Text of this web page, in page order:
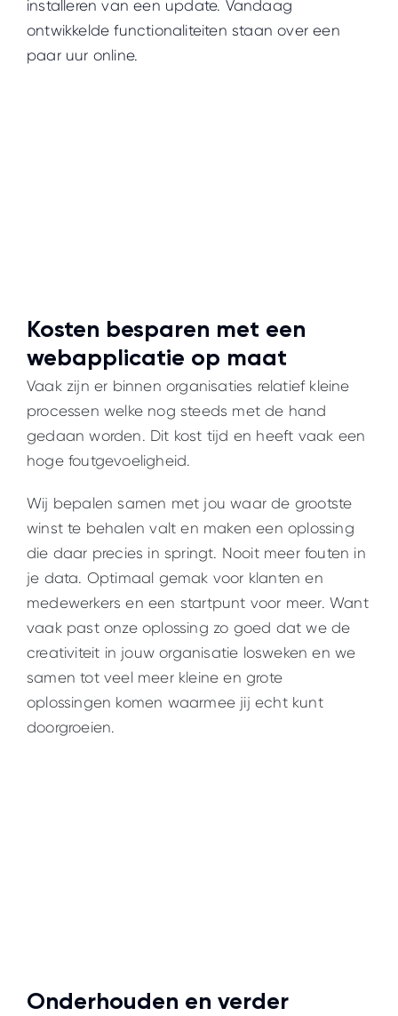
installeren van een update. Vandaag
ontwikkelde functionaliteiten staan over een
paar uur online.
Kosten besparen met een
webapplicatie op maat
Vaak zijn er binnen organisaties relatief kleine
processen welke nog steeds met de hand
gedaan worden. Dit kost tijd en heeft vaak een
hoge foutgevoeligheid.
Wij bepalen samen met jou waar de grootste
winst te behalen valt en maken een oplossing
die daar precies in springt. Nooit meer fouten in
je data. Optimaal gemak voor klanten en
medewerkers en een startpunt voor meer. Want
vaak past onze oplossing zo goed dat we de
creativiteit in jouw organisatie losweken en we
samen tot veel meer kleine en grote
oplossingen komen waarmee jij echt kunt
doorgroeien.
Onderhouden en verder